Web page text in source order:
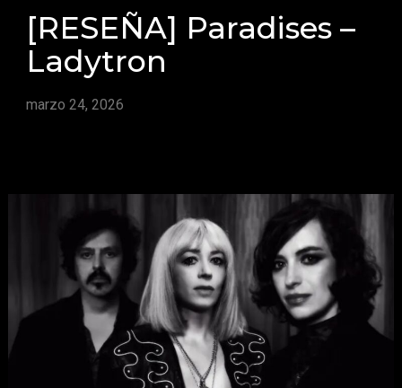
[RESEÑA] Paradises –
Ladytron
marzo 24, 2026